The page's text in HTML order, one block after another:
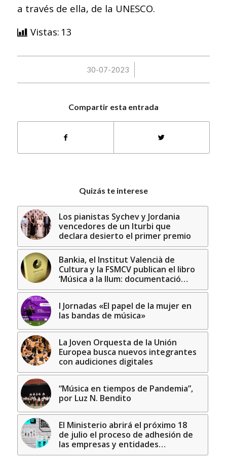
a través de ella, de la UNESCO.
Vistas: 13
30-07-2023
/
Compartir esta entrada
Quizás te interese
Los pianistas Sychev y Jordania
vencedores de un Iturbi que
declara desierto el primer premio
Bankia, el Institut Valencià de
Cultura y la FSMCV publican el libro
‘Música a la llum: documentació…
I Jornadas «El papel de la mujer en
las bandas de música»
La Joven Orquesta de la Unión
Europea busca nuevos integrantes
con audiciones digitales
“Música en tiempos de Pandemia”,
por Luz N. Bendito
El Ministerio abrirá el próximo 18
de julio el proceso de adhesión de
las empresas y entidades…